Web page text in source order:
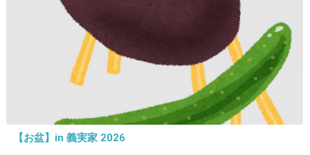
2026/06/03(水) 09:42:01
社長変わったから少しずつだね
多分把握しきれてない負の残骸が山ほどあるだ
ろうね
上げ底セブンのイメージ払拭キャンペーン頑張
【お盆】in 義実家 2026